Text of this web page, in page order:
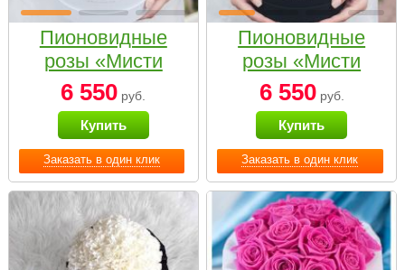
Заказать в один клик
Пионовидные
розы «Мисти
бабблс» в белой
коробке Small
6 550 руб.
Купить
Заказать в один клик
Пионовидные
розы «Мисти
бабблс» в
черной коробке
Small
6 550руб.
Купить